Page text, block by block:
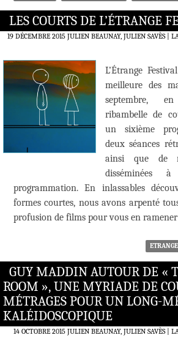
LES COURTS DE L’ÉTRANGE
19 DÉCEMBRE 2015 JULIEN BEAUNAY, JULIEN SAVÈS
L’Étrange
meilleure des
septembre,
ribambelle de
un sixième
deux séances
ainsi que de
disséminées
programmation. En inlassables
formes courtes, nous avons arpenté
profusion de films pour vous en
GUY MADDIN AUTOUR DE «
ROOM », UNE MYRIADE DE
MÉTRAGES POUR UN LONG-
KALÉIDOSCOPIQUE
14 OCTOBRE 2015 JULIEN BEAUNAY, JULIEN SAVÈS